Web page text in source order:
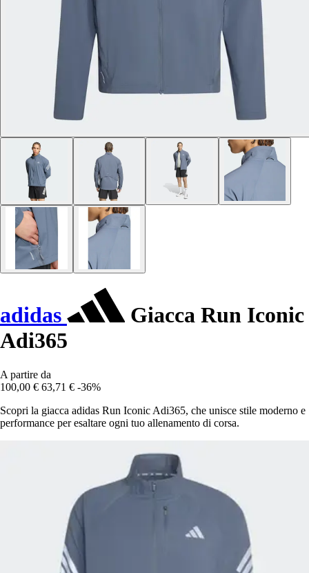
adidas
Giacca Run Iconic
Adi365
A partire da
100,00 € 63,71 € -36%
Scopri la giacca adidas Run Iconic Adi365, che unisce stile moderno e
performance per esaltare ogni tuo allenamento di corsa.